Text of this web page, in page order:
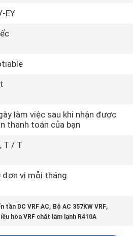
EY
làm việc sau khi nhận được
thanh toán của bạn
T / T
đơn vị mỗi tháng
tần DC VRF AC, Bộ AC 357KW VRF,
hòa VRF chất làm lạnh R410A